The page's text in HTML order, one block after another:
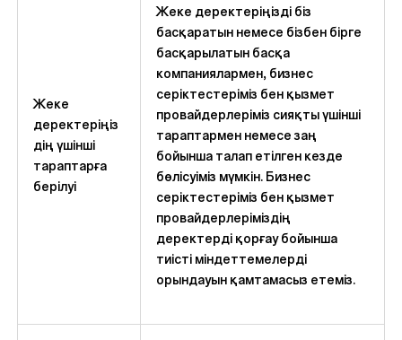
Жеке
деректеріңіз
дің үшінші
тараптарға
берілуі
Жеке деректеріңізді біз
басқаратын немесе бізбен бірге
басқарылатын басқа
компаниялармен, бизнес
серіктестеріміз бен қызмет
провайдерлеріміз сияқты үшінші
тараптармен немесе заң
бойынша талап етілген кезде
бөлісуіміз мүмкін. Бизнес
серіктестеріміз бен қызмет
провайдерлеріміздің
деректерді қорғау бойынша
тиісті міндеттемелерді
орындауын қамтамасыз етеміз.